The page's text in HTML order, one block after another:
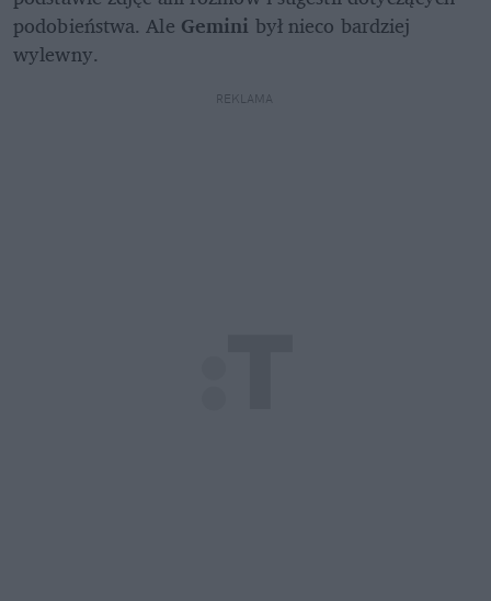
podobieństwa. Ale Gemini był nieco bardziej
wylewny.
REKLAMA